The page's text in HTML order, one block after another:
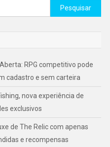
Pesquisar
por:
RPG competitivo pode
cadastro e sem carteira
nova experiência de
exclusivos
de The Relic com apenas
e recompensas